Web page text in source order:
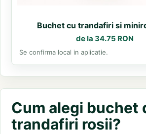
Buchet cu trandafiri si
de la 34.75 RON
Se confirma local in aplicatie.
Cum alegi buchet
trandafiri rosii?